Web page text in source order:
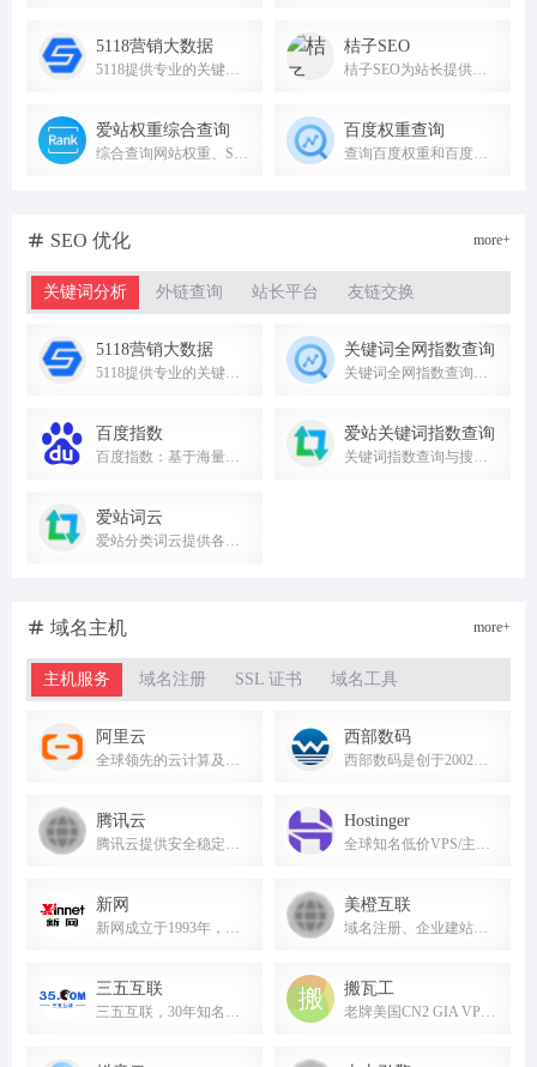
5118营销大数据 桔子SEO
爱站权重综合查询 百度权重查询
SEO 优化
关键词分析 外链查询 站长平台 友链交换
more+
5118营销大数据 关键词全网指数查询
百度指数 爱站关键词指数查询
爱站词云
域名主机
主机服务 域名注册 SSL 证书 域名工具
more+
阿里云 西部数码
腾讯云 Hostinger
新网 美橙互联
三五互联 搬瓦工